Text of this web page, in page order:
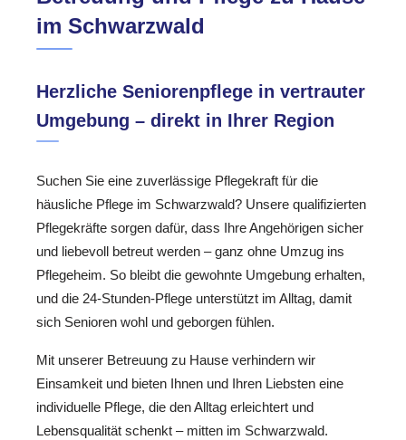
im Schwarzwald
Herzliche Seniorenpflege in vertrauter
Umgebung – direkt in Ihrer Region
Suchen Sie eine zuverlässige Pflegekraft für die
häusliche Pflege im Schwarzwald? Unsere qualifizierten
Pflegekräfte sorgen dafür, dass Ihre Angehörigen sicher
und liebevoll betreut werden – ganz ohne Umzug ins
Pflegeheim. So bleibt die gewohnte Umgebung erhalten,
und die 24-Stunden-Pflege unterstützt im Alltag, damit
sich Senioren wohl und geborgen fühlen.
Mit unserer Betreuung zu Hause verhindern wir
Einsamkeit und bieten Ihnen und Ihren Liebsten eine
individuelle Pflege, die den Alltag erleichtert und
Lebensqualität schenkt – mitten im Schwarzwald.